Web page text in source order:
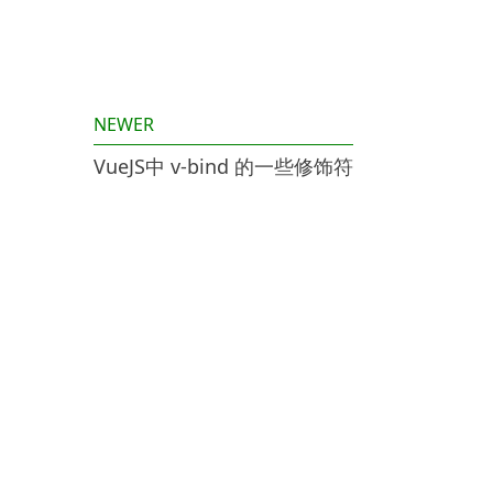
NEWER
VueJS中 v-bind 的一些修饰符